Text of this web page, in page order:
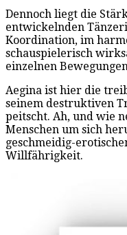
Dennoch liegt die
entwickelnden
Koordination, im
schauspielerisch
einzelnen
Aegina ist hier die
seinem destruktiven
peitscht. Ah, und wie
Menschen um sich
geschmeidig-
Willfährigkeit.